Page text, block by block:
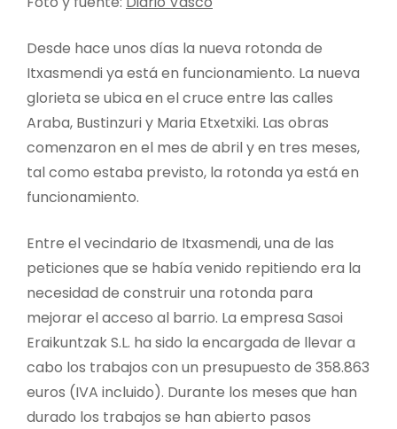
Desde hace unos días la nueva rotonda de
Itxasmendi ya está en funcionamiento. La nueva
glorieta se ubica en el cruce entre las calles
Araba, Bustinzuri y Maria Etxetxiki. Las obras
comenzaron en el mes de abril y en tres meses,
tal como estaba previsto, la rotonda ya está en
funcionamiento.
Entre el vecindario de Itxasmendi, una de las
peticiones que se había venido repitiendo era la
necesidad de construir una rotonda para
mejorar el acceso al barrio. La empresa Sasoi
Eraikuntzak S.L. ha sido la encargada de llevar a
cabo los trabajos con un presupuesto de 358.863
euros (IVA incluido). Durante los meses que han
durado los trabajos se han abierto pasos